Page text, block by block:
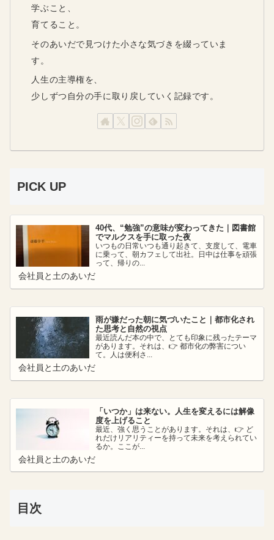
学ぶこと、
育てること。
そのあいだで見つけた小さな気づきを綴っていま
す。
人生の主導権を、
少しずつ自分の手に取り戻していく記録です。
PICK UP
40代、“勉強”の意味が変わってきた｜図書館
でマルクスを手に取った夜
いつもの日常いつも通り起きて、支度して、電車
に乗って、朝カフェして出社。日中は仕事を頑張
って、帰りの...
会社員と土のあいだ
雨が嫌だった朝に気づいたこと｜都市化され
た思考と自然の視点
最近読んだ本の中で、とても印象に残ったテーマ
があります。それは、👉 都市化の弊害につい
て。人は便利さ...
会社員と土のあいだ
「いつか」は来ない。人生を変えるには解像
度を上げること
最近、強く思うことがあります。それは、👉 ど
れだけリアリティーを持って未来を考えられてい
るか。ここが...
会社員と土のあいだ
目次